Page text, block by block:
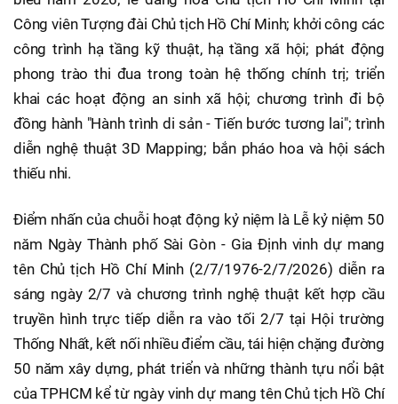
Công viên Tượng đài Chủ tịch Hồ Chí Minh; khởi công các
công trình hạ tầng kỹ thuật, hạ tầng xã hội; phát động
phong trào thi đua trong toàn hệ thống chính trị; triển
khai các hoạt động an sinh xã hội; chương trình đi bộ
đồng hành "Hành trình di sản - Tiến bước tương lai"; trình
diễn nghệ thuật 3D Mapping; bắn pháo hoa và hội sách
thiếu nhi.
Điểm nhấn của chuỗi hoạt động kỷ niệm là Lễ kỷ niệm 50
năm Ngày Thành phố Sài Gòn - Gia Định vinh dự mang
tên Chủ tịch Hồ Chí Minh (2/7/1976-2/7/2026) diễn ra
sáng ngày 2/7 và chương trình nghệ thuật kết hợp cầu
truyền hình trực tiếp diễn ra vào tối 2/7 tại Hội trường
Thống Nhất, kết nối nhiều điểm cầu, tái hiện chặng đường
50 năm xây dựng, phát triển và những thành tựu nổi bật
của TPHCM kể từ ngày vinh dự mang tên Chủ tịch Hồ Chí